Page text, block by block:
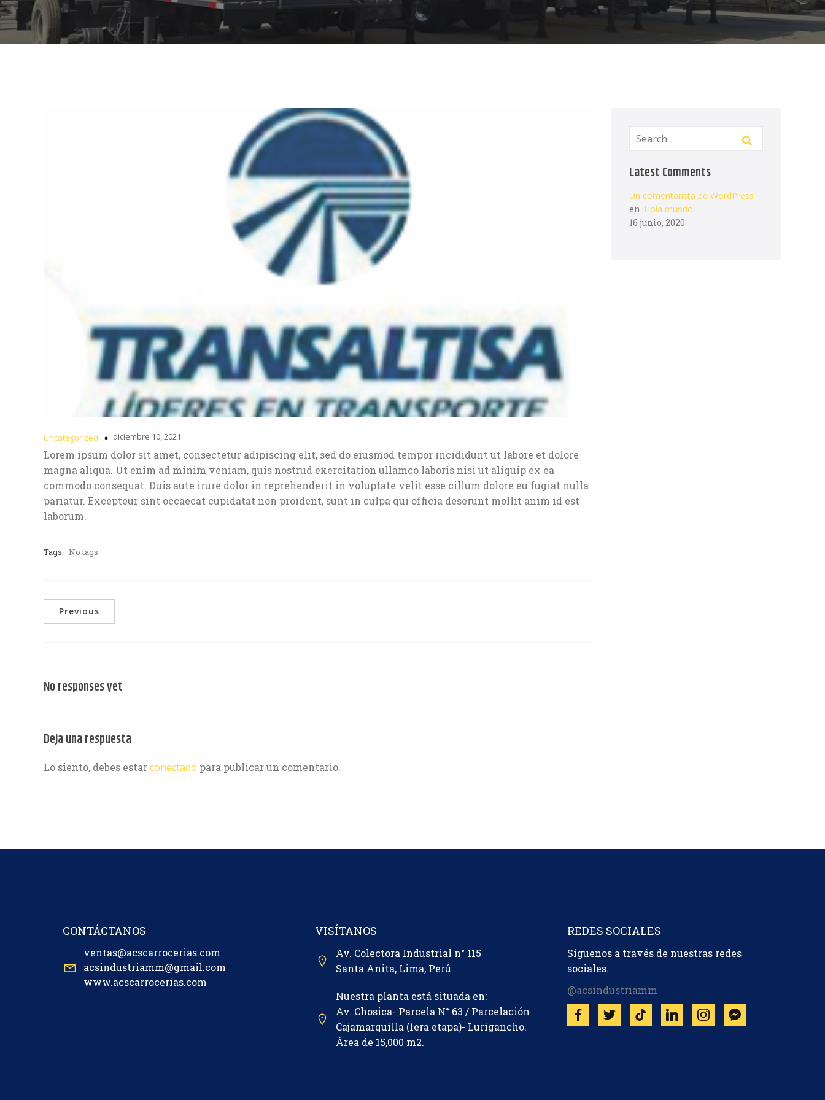
Uncategorized diciembre 10, 2021
Lorem ipsum dolor sit amet, consectetur adipiscing elit, sed do eiusmod tempor incididunt ut labore et dolore
magna aliqua. Ut enim ad minim veniam, quis nostrud exercitation ullamco laboris nisi ut aliquip ex ea
commodo consequat. Duis aute irure dolor in reprehenderit in voluptate velit esse cillum dolore eu fugiat nulla
pariatur. Excepteur sint occaecat cupidatat non proident, sunt in culpa qui officia deserunt mollit anim id est
laborum.
Tags: No tags
Previous
No responses yet
Deja una respuesta
Lo siento, debes estarconectado para publicar un comentario.
Latest Comments
Un comentarista de WordPress
en ¡Hola mundo!
16 junio, 2020
CONTÁCTANOS
ventas@acscarrocerias.com
acsindustriamm@gmail.com
www.acscarrocerias.com
VISÍTANOS
Av. Colectora Industrial n° 115
Santa Anita, Lima, Perú
Nuestra planta está situada en:
Av. Chosica- Parcela N° 63 / Parcelación
Cajamarquilla (1era etapa)- Lurigancho.
Área de 15,000 m2.
REDES SOCIALES
Síguenos a través de nuestras redes
sociales.
@acsindustriamm